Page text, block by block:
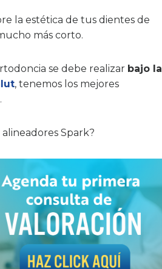
la estética de tus dientes de
más corto.
se debe realizar bajo la
, tenemos los mejores
Spark?